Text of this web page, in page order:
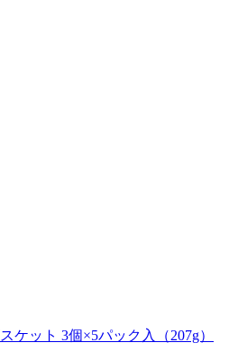
ケット 3個×5パック入（207g）